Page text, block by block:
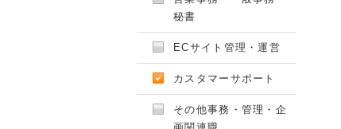
秘書
ECサイト管理・運営
カスタマーサポート
その他事務・管理・企